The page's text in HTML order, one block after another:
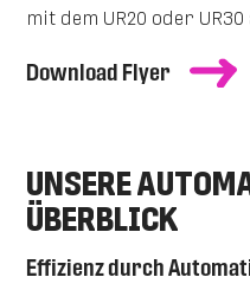
mit dem UR20 oder
Download Flyer
UNSERE
ÜBERBLICK
Effizienz durch